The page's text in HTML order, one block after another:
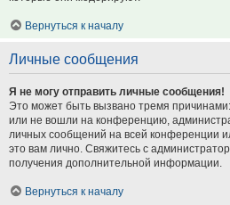
Вернуться к началу
Личные сообщения
Я не могу отправить личные сообщения!
Это может быть вызвано тремя
или не вошли на конференцию,
личных сообщений на всей конференции
это вам лично. Свяжитесь с
получения дополнительной информации.
Вернуться к началу